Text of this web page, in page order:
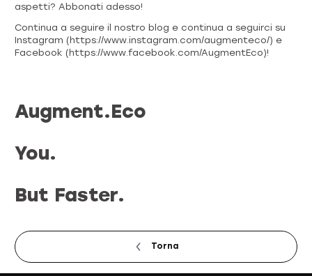
aspetti? Abbonati adesso!
Continua a seguire il nostro blog e continua a seguirci su
Instagram (https://www.instagram.com/augmenteco/) e
Facebook (https://www.facebook.com/AugmentEco)!
Augment.Eco
You.
But Faster.
Torna